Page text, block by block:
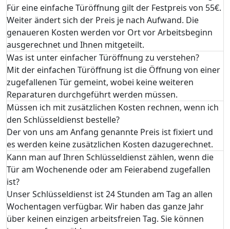
Für eine einfache Türöffnung gilt der Festpreis von 55€.
Weiter ändert sich der Preis je nach Aufwand. Die
genaueren Kosten werden vor Ort vor Arbeitsbeginn
ausgerechnet und Ihnen mitgeteilt.
Was ist unter einfacher Türöffnung zu verstehen?
Mit der einfachen Türöffnung ist die Öffnung von einer
zugefallenen Tür gemeint, wobei keine weiteren
Reparaturen durchgeführt werden müssen.
Müssen ich mit zusätzlichen Kosten rechnen, wenn ich
den Schlüsseldienst bestelle?
Der von uns am Anfang genannte Preis ist fixiert und
es werden keine zusätzlichen Kosten dazugerechnet.
Kann man auf Ihren Schlüsseldienst zählen, wenn die
Tür am Wochenende oder am Feierabend zugefallen
ist?
Unser Schlüsseldienst ist 24 Stunden am Tag an allen
Wochentagen verfügbar. Wir haben das ganze Jahr
über keinen einzigen arbeitsfreien Tag. Sie können